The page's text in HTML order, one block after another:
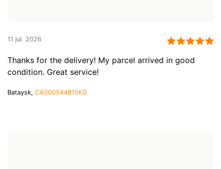
11 jul. 2026
Thanks for the delivery! My parcel arrived in good
condition. Great service!
Bataysk, CA000544815KG